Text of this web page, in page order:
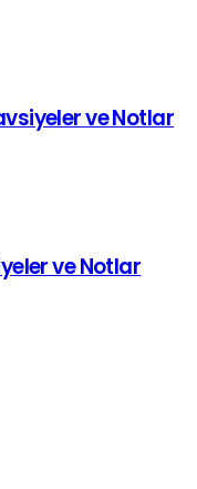
ve Notlar
ve Notlar